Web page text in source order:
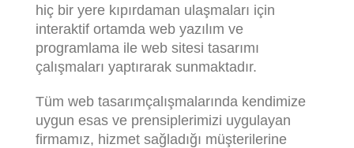
hiç bir yere kıpırdaman ulaşmaları için
interaktif ortamda web yazılım ve
programlama ile web sitesi tasarımı
çalışmaları yaptırarak sunmaktadır.
Tüm web tasarımçalışmalarında kendimize
uygun esas ve prensiplerimizi uygulayan
firmamız, hizmet sağladığı müşterilerine